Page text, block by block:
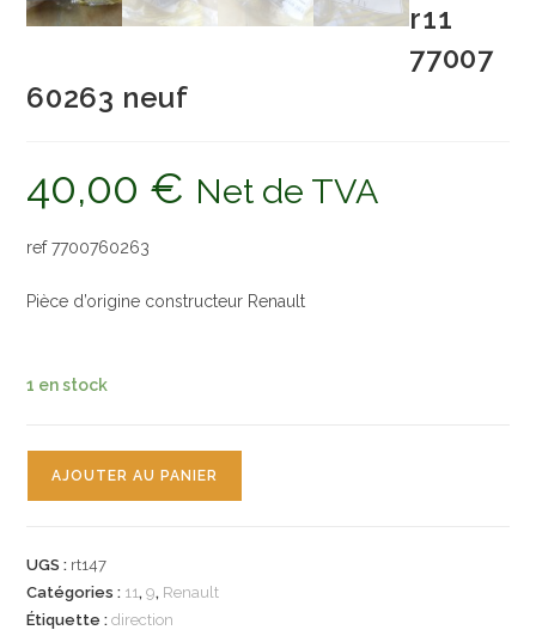
r11
77007
60263 neuf
40,00 € Net de TVA
ref 7700760263
Pièce d’origine constructeur Renault
1 en stock
silentbloc
barre
AJOUTER AU PANIER
UGS : rt147
Catégories : 11,9, Renault
Étiquette :direction